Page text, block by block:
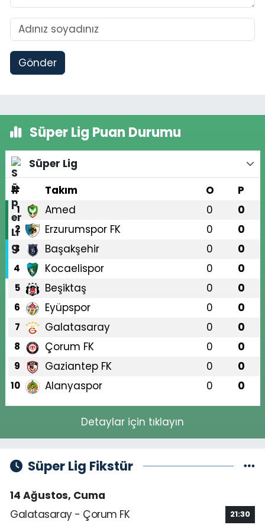
Gönder
Süper Lig Puan Durumu
Süper Lig
#
Takım O P
1 Amed 0 0
2 Erzurumspor FK 0 0
3 Başakşehir 0 0
4 Kocaelispor 0 0
5 Beşiktaş 0 0
6 Eyüpspor 0 0
7 Galatasaray 0 0
8 Çorum FK 0 0
9 Gaziantep FK 0 0
10 Alanyaspor 0 0
Detaylar için tıklayın
Süper Lig Fikstür
14 Ağustos, Cuma
Galatasaray - Çorum FK
21:30